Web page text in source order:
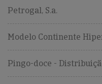
Petrogal, S.a.
Modelo Continente
Pingo-doce -